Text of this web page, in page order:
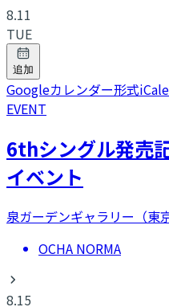
8.11
TUE
追加
Googleカレンダー形式
EVENT
6thシングル発売
イベント
泉ガーデンギャラリー（東京
OCHA NORMA
8.15